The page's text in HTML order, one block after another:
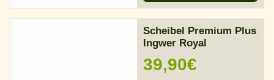
Scheibel Premium Plus
Ingwer Royal
39,90€